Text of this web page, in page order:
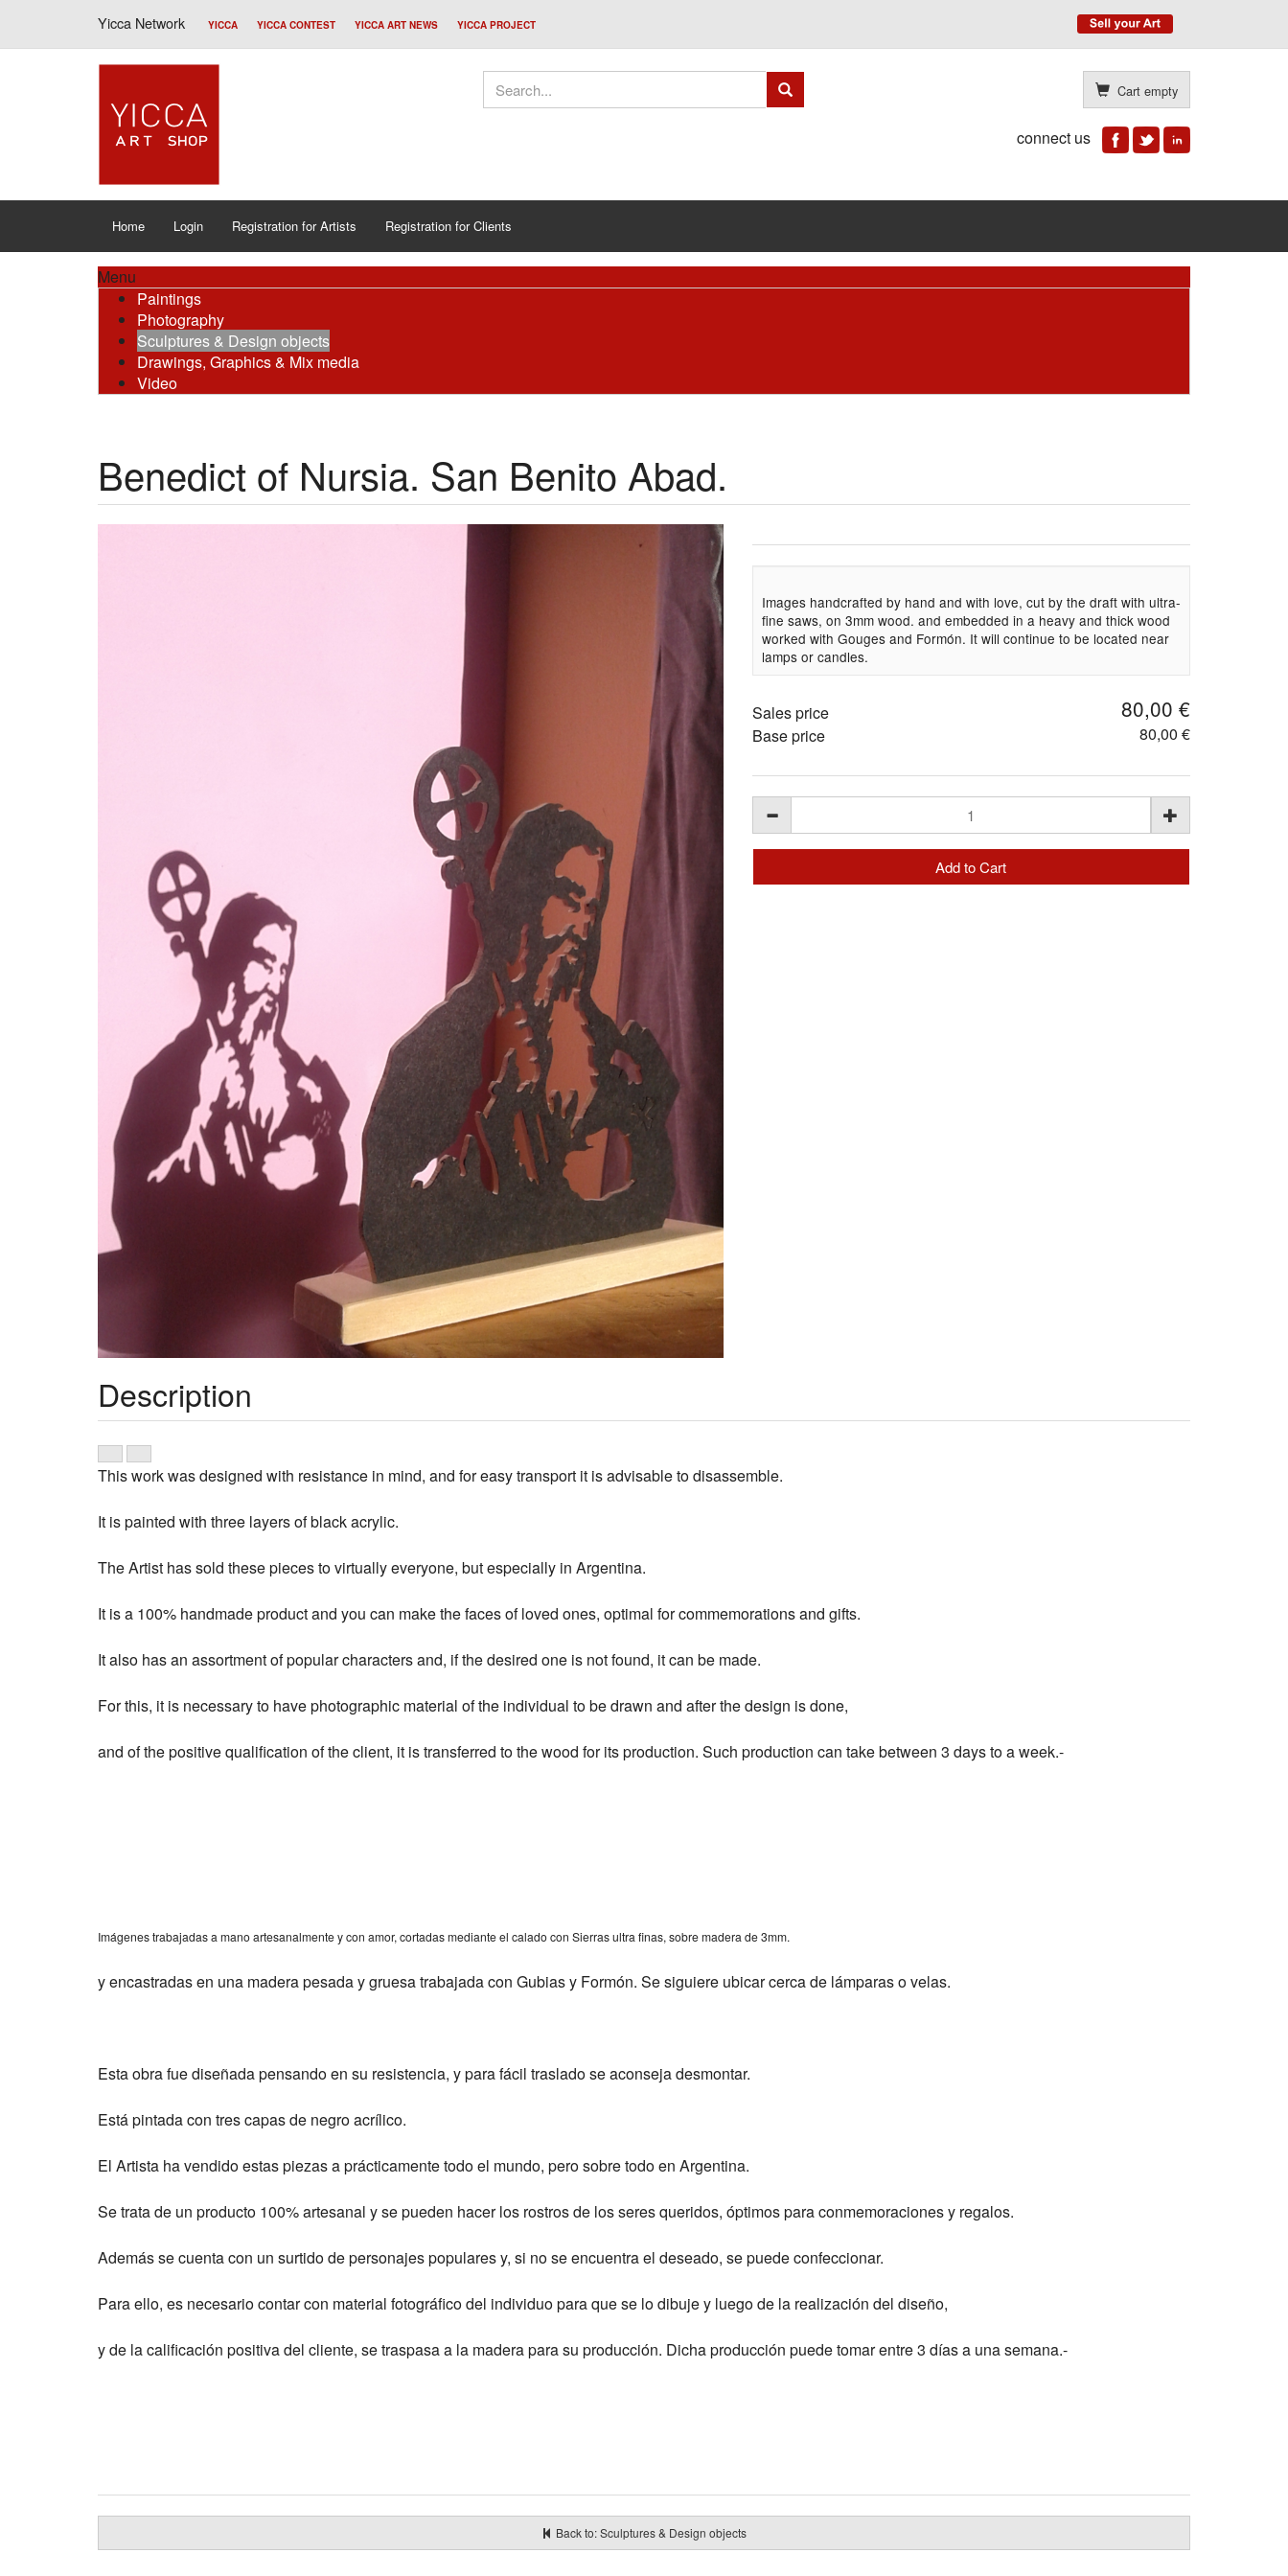
Yicca Network YICCA YICCA CONTEST YICCA ART NEWS YICCA PROJECT
Cart empty
connect us
Home Login Registration for Artists Registration for Clients
Menu
Paintings
Photography
Sculptures & Design objects
Drawings, Graphics & Mix media
Video
Benedict of Nursia. San Benito Abad.
Images handcrafted by hand and with love, cut by the draft with ultra-
fine saws, on 3mm wood. and embedded in a heavy and thick wood
worked with Gouges and Formón. It will continue to be located near
lamps or candles.
Sales price 80,00 €
Base price 80,00 €
Description
This work was designed with resistance in mind, and for easy transport it is advisable to disassemble.
It is painted with three layers of black acrylic.
The Artist has sold these pieces to virtually everyone, but especially in Argentina.
It is a 100% handmade product and you can make the faces of loved ones, optimal for commemorations and gifts.
It also has an assortment of popular characters and, if the desired one is not found, it can be made.
For this, it is necessary to have photographic material of the individual to be drawn and after the design is done,
and of the positive qualification of the client, it is transferred to the wood for its production. Such production can take between 3 days to a week.-
Imágenes trabajadas a mano artesanalmente y con amor, cortadas mediante el calado con Sierras ultra finas, sobre madera de 3mm.
y encastradas en una madera pesada y gruesa trabajada con Gubias y Formón. Se siguiere ubicar cerca de lámparas o velas.
Esta obra fue diseñada pensando en su resistencia, y para fácil traslado se aconseja desmontar.
Está pintada con tres capas de negro acrílico.
El Artista ha vendido estas piezas a prácticamente todo el mundo, pero sobre todo en Argentina.
Se trata de un producto 100% artesanal y se pueden hacer los rostros de los seres queridos, óptimos para conmemoraciones y regalos.
Además se cuenta con un surtido de personajes populares y, si no se encuentra el deseado, se puede confeccionar.
Para ello, es necesario contar con material fotográfico del individuo para que se lo dibuje y luego de la realización del diseño,
y de la calificación positiva del cliente, se traspasa a la madera para su producción. Dicha producción puede tomar entre 3 días a una semana.-
Back to: Sculptures & Design objects